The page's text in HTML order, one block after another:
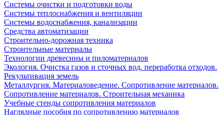
Системы очистки и подготовки воды
Системы теплоснабжения и вентиляции
Системы водоснабжения, канализации
Средства автоматизации
Строительно-дорожная техника
Строительные материалы
Технологии древесины и пиломатериалов
Экология. Очистка газов и сточных вод. переработка отходов.
Рекультивация земель
Металлургия. Материаловедение. Сопротивление материалов.
Сопротивление материалов. Строительная механика
Учебные стенды сопротивления материалов
Наглядные пособия по сопротивлению материалов